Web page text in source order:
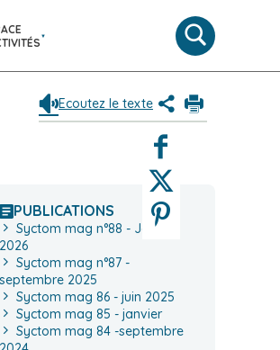
Moteur
de
recherche
Ecoutez le texte
Partagez
Facebook
Twitter
Pinterest
Imprimer
le
PUBLICATIONS
Syctom mag n°88 - Janvier
2026
Syctom mag n°87 -
septembre 2025
Syctom mag 86 - juin 2025
Syctom mag 85 - janvier
Syctom mag 84 -septembre